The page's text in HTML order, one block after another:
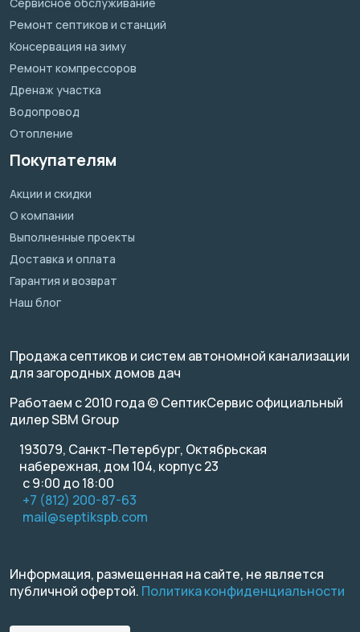
Сервисное обслуживание
Ремонт септиков и станций
Консервация на зиму
Ремонт компрессоров
Дренаж участка
Водопровод
Отопление
Покупателям
Акции и скидки
О компании
Выполненные проекты
Доставка и оплата
Гарантия и возврат
Наш блог
Продажа септиков и систем автономной канализации
для загородных домов дач
Работаем с 2010 года © СептикСервис официальный
дилер SBM Group
193079, Санкт-Петербург, Октябрьская
набережная, дом 104, корпус 23
с 9:00 до 18:00
+7 (812) 200-87-63
mail@septikspb.com
Информация, размещенная на сайте, не является
публичной офертой. Политика конфиденциальности